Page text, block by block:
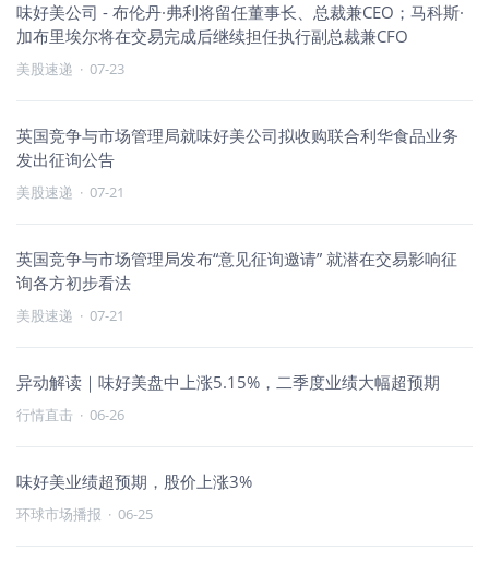
味好美公司 - 布伦丹·弗利将留任董事长、总裁兼CEO；马科斯·
加布里埃尔将在交易完成后继续担任执行副总裁兼CFO
美股速递 · 07-23
英国竞争与市场管理局就味好美公司拟收购联合利华食品业务
发出征询公告
美股速递 · 07-21
英国竞争与市场管理局发布“意见征询邀请” 就潜在交易影响征
询各方初步看法
美股速递 · 07-21
异动解读｜味好美盘中上涨5.15%，二季度业绩大幅超预期
行情直击 · 06-26
味好美业绩超预期，股价上涨3%
环球市场播报 · 06-25